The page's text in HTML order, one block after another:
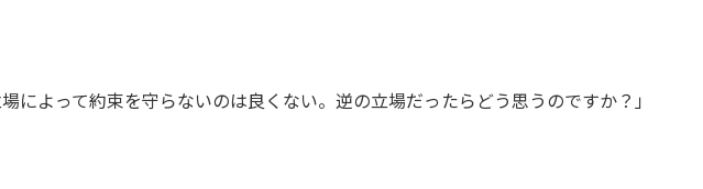
によって約束を守らないのは良くない。逆の立場だったらどう思うのですか？」